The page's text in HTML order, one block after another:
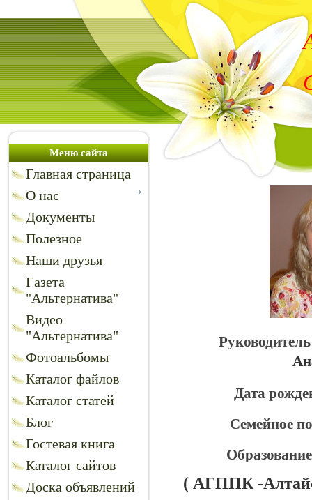
Меню сайта
Главная страница
О нас
Документы
Полезное
Наши друзья
Газета
"Альтернатива"
Видео
"Альтернатива"
Фотоальбомы
Каталог файлов
Каталог статей
Блог
Гостевая книга
Каталог сайтов
Доска объявлений
Дата
Семейное
( АГППК -